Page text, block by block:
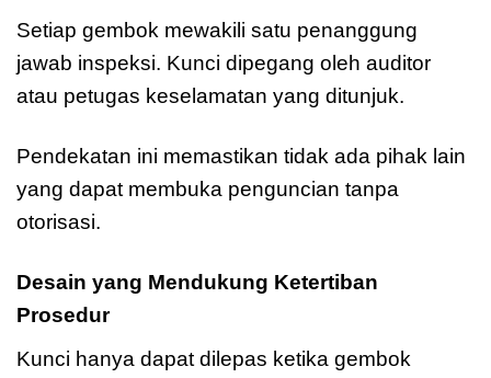
Setiap gembok mewakili satu penanggung
jawab inspeksi. Kunci dipegang oleh auditor
atau petugas keselamatan yang ditunjuk.
Pendekatan ini memastikan tidak ada pihak lain
yang dapat membuka penguncian tanpa
otorisasi.
Desain yang Mendukung Ketertiban
Prosedur
Kunci hanya dapat dilepas ketika gembok